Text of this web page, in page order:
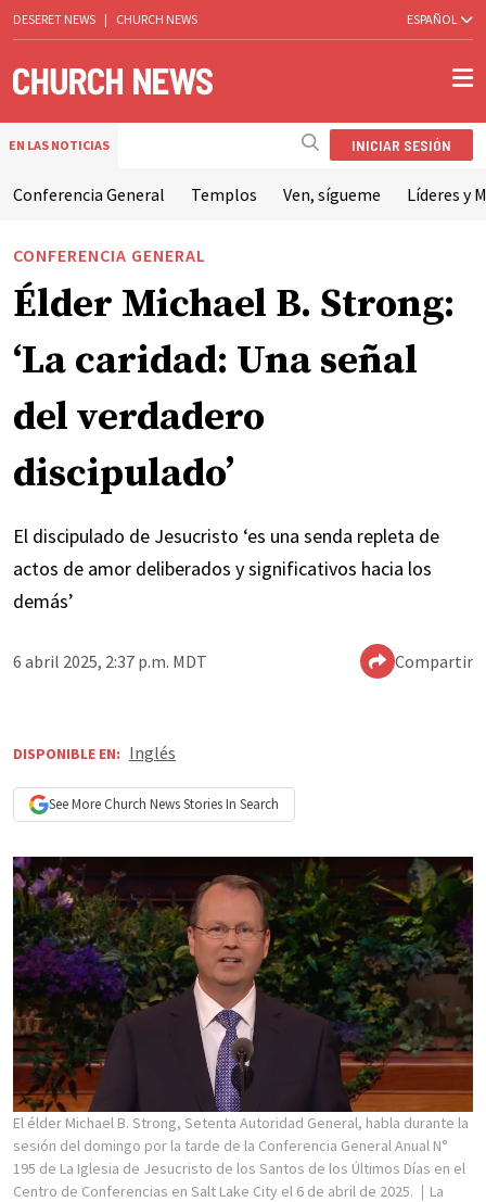
DESERET NEWS | CHURCH NEWS ESPAÑOL
EN LAS NOTICIAS INICIAR SESIÓN
Conferencia General Templos Ven, sígueme Líderes y
CONFERENCIA GENERAL
Élder Michael B. Strong:
‘La caridad: Una señal
del verdadero
discipulado’
El discipulado de Jesucristo ‘es una senda repleta de
actos de amor deliberados y significativos hacia los
demás’
6 abril 2025, 2:37 p.m. MDT Compartir
DISPONIBLE EN: Inglés
See More Church NewsStories In Search
El élder Michael B. Strong, Setenta Autoridad General, habla durante la
sesión del domingo por la tarde de la Conferencia General Anual N°
195 de La Iglesia de Jesucristo de los Santos de los Últimos Días en el
Centro de Conferencias en Salt Lake City el 6 de abril de 2025.
La